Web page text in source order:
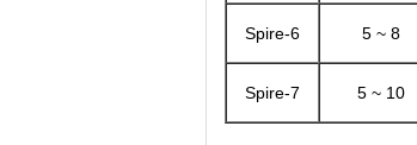
Spire-6 5 ~ 8
Spire-7 5 ~ 10